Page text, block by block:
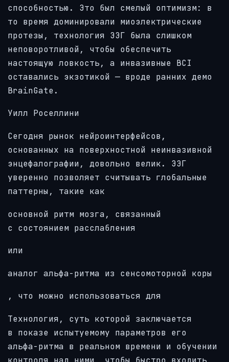
способностью. Это был смелый оптимизм: в
то время доминировали миоэлектрические
протезы, технология ЭЭГ была слишком
неповоротливой, чтобы обеспечить
настоящую ловкость, а инвазивные BCI
оставались экзотикой — вроде ранних демо
BrainGate.
Уилл Роселлини
Сегодня рынок нейроинтерфейсов,
основанных на поверхностной неинвазивной
энцефалографии, довольно велик. ЭЭГ
уверенно позволяет считывать глобальные
паттерны, такие как
основной ритм мозга, связанный
с состоянием расслабления
или
аналог альфа-ритма из сенсомоторной коры
, что можно использоваться для
Технология, суть которой заключается
в показе испытуемому параметров его
альфа-ритма в реальном времени и обучении